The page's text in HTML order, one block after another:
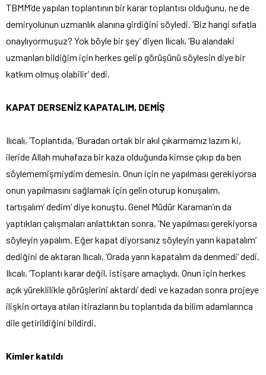
TBMM’de yapılan toplantının bir karar toplantısı olduğunu, ne de
demiryolunun uzmanlık alanına girdiğini söyledi. ‘Biz hangi sıfatla
onaylıyormuşuz? Yok böyle bir şey’ diyen Ilıcalı, ‘Bu alandaki
uzmanları bildiğim için herkes gelip görüşünü söylesin diye bir
katkım olmuş olabilir’ dedi.
KAPAT DERSENİZ KAPATALIM, DEMİŞ
Ilıcalı, ‘Toplantıda, ‘Buradan ortak bir akıl çıkarmamız lazım ki,
ileride Allah muhafaza bir kaza olduğunda kimse çıkıp da ben
söylememişmiydim demesin. Onun için ne yapılması gerekiyorsa
onun yapılmasını sağlamak için gelin oturup konuşalım,
tartışalım’ dedim’ diye konuştu. Genel Müdür Karaman’ın da
yaptıkları çalışmaları anlattıktan sonra, ‘Ne yapılması gerekiyorsa
söyleyin yapalım. Eğer kapat diyorsanız söyleyin yarın kapatalım’
dediğini de aktaran Ilıcalı, ‘Orada yarın kapatalım da denmedi’ dedi.
Ilıcalı, ‘Toplantı karar değil, istişare amaçlıydı. Onun için herkes
açık yüreklilikle görüşlerini aktardı’ dedi ve kazadan sonra projeye
ilişkin ortaya atılan itirazların bu toplantıda da bilim adamlarınca
dile getirildiğini bildirdi.
Kimler katıldı